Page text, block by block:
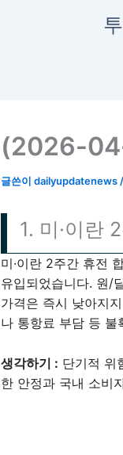
(2026-
글쓴이dailyupdatenews /
1. 미·이란
미·이란 2주간 휴전
유입되었습니다. 원/
가격은 즉시 낮아지
나 통항료 부담 등 불
생각하기 : 단기적 위
한 안정과 국내 소비